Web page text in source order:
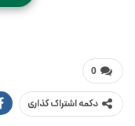
0
دکمه اشتراک گذاری